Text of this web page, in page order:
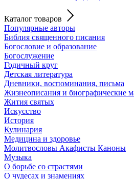
Каталог товаров
Популярные авторы
Библия священного писания
Богословие и образование
Богослужение
Годичный круг
Детская литература
Дневники, воспоминания, письма
Жизнеописания и биографические
Жития святых
Искусство
История
Кулинария
Медицина и здоровье
Молитвословы Акафисты Каноны
Музыка
О борьбе со страстями
О чудесах и знамениях